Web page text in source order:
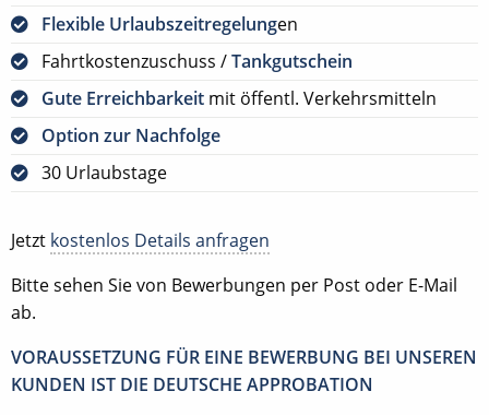
Flexible Urlaubszeitregelungen
Fahrtkostenzuschuss /Tankgutschein
Gute Erreichbarkeit mit öffentl. Verkehrsmitteln
Option zur Nachfolge
30 Urlaubstage
Jetzt kostenlos Details anfragen
Bitte sehen Sie von Bewerbungen per Post oder E-Mail
ab.
VORAUSSETZUNG FÜR EINE BEWERBUNG BEI UNSEREN
KUNDEN IST DIE DEUTSCHE APPROBATION